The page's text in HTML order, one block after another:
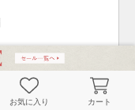
店舗検索
お気に入り カート